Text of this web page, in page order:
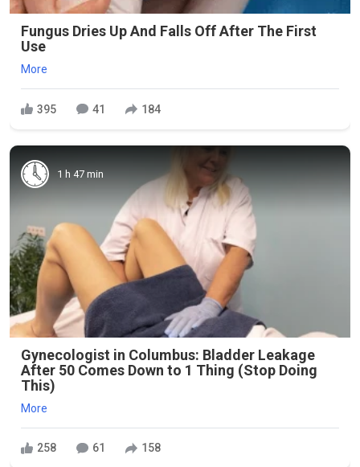
Fungus Dries Up And Falls Off After The First
Use
More
395 41 184
1 h 47 min
Gynecologist in Columbus: Bladder Leakage
After 50 Comes Down to 1 Thing (Stop Doing
This)
More
258 61 158